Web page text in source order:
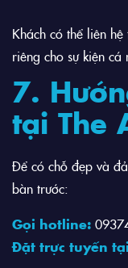
Khách có thể liên
riêng cho sự kiện cá
7.
tại The
Để có chỗ đẹp và
bàn trước:
Gọi hotline:
Đặt trực tuyến